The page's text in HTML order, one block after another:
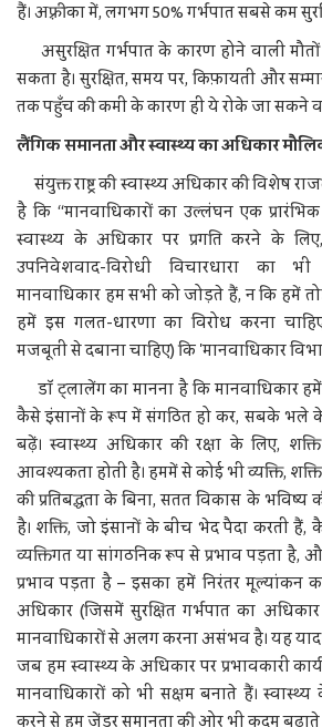
हैं। अफ़्रीका में, लगभग 50% गर्भपात सबसे कम
असुरक्षित गर्भपात के कारण होने वाली
सकता है। सुरक्षित, समय पर, किफ़ायती और
तक पहुँच की कमी के कारण ही ये रोके जा सकने
लैंगिक समानता और स्वास्थ्य का अधिकार
संयुक्त राष्ट्र की स्वास्थ्य अधिकार की विशेष
है कि “मानवाधिकारों का उल्लंघन एक
स्वास्थ्य के अधिकार पर प्रगति करने के
उपनिवेशवाद-विरोधी विचारधारा का
मानवाधिकार हम सभी को जोड़ते हैं, न कि हमें
हमें इस गलत-धारणा का विरोध करना
मजबूती से दबाना चाहिए) कि 'मानवाधिकार
डॉ ट्लालेंग का मानना है कि मानवाधिकार
कैसे इंसानों के रूप में संगठित हो कर, सबके
बढ़ें। स्वास्थ्य अधिकार की रक्षा के लिए,
आवश्यकता होती है। हममें से कोई भी व्यक्ति,
की प्रतिबद्धता के बिना, सतत विकास के
है। शक्ति, जो इंसानों के बीच भेद पैदा करती
व्यक्तिगत या सांगठनिक रूप से प्रभाव पड़ता है,
प्रभाव पड़ता है – इसका हमें निरंतर मूल्यांकन
अधिकार (जिसमें सुरक्षित गर्भपात का
मानवाधिकारों से अलग करना असंभव है। यह
जब हम स्वास्थ्य के अधिकार पर प्रभावकारी
मानवाधिकारों को भी सक्षम बनाते हैं।